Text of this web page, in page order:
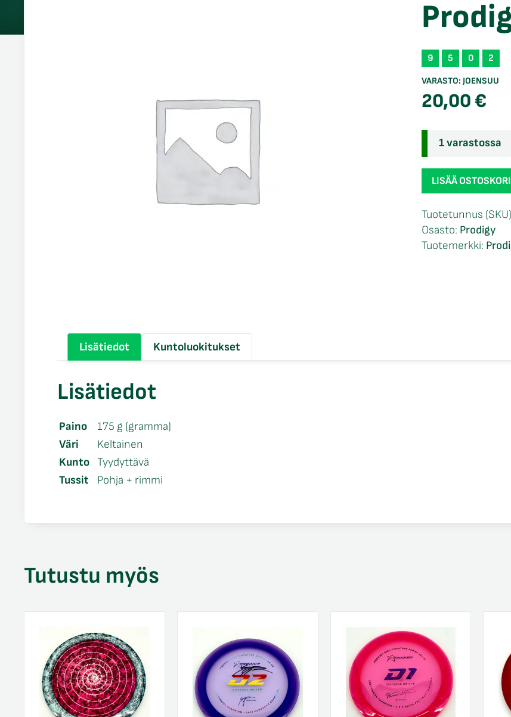
9 5 0 2
VARASTO: JOENSUU
20,00€
1 varastossa
Prodigy
750
määrä
LISÄÄ
Tuotetunnus
Osasto: Prodigy
Tuotemerkki:
Lisätiedot Kuntoluokitukset
Lisätiedot
Paino
175 g (gramma)
Väri
Keltainen
Kunto
Tyydyttävä
Tussit
Pohja + rimmi
Tutustu myös